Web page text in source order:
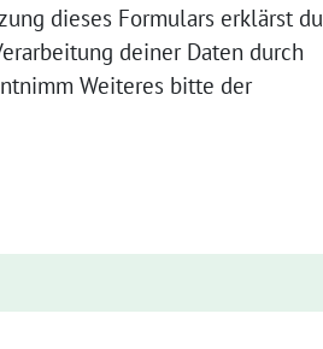
dieses Formulars erklärst du
deiner Daten durch
Weiteres bitte der